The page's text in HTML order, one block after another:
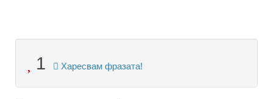
1 Харесвам фразата!